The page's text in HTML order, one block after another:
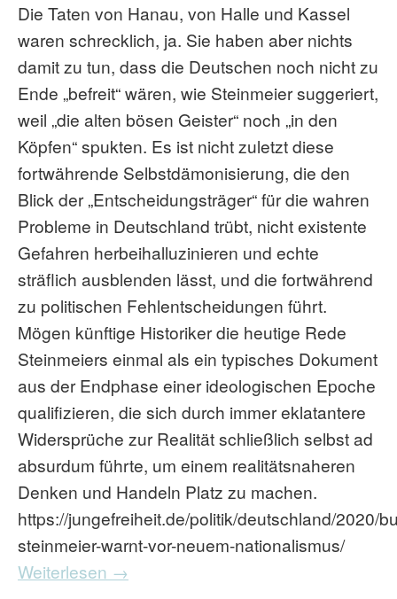
Die Taten von Hanau, von Halle und Kassel
waren schrecklich, ja. Sie haben aber nichts
damit zu tun, dass die Deutschen noch nicht zu
Ende „befreit“ wären, wie Steinmeier suggeriert,
weil „die alten bösen Geister“ noch „in den
Köpfen“ spukten. Es ist nicht zuletzt diese
fortwährende Selbstdämonisierung, die den
Blick der „Entscheidungsträger“ für die wahren
Probleme in Deutschland trübt, nicht existente
Gefahren herbeihalluzinieren und echte
sträflich ausblenden lässt, und die fortwährend
zu politischen Fehlentscheidungen führt.
Mögen künftige Historiker die heutige Rede
Steinmeiers einmal als ein typisches Dokument
aus der Endphase einer ideologischen Epoche
qualifizieren, die sich durch immer eklatantere
Widersprüche zur Realität schließlich selbst ad
absurdum führte, um einem realitätsnaheren
Denken und Handeln Platz zu machen.
https://jungefreiheit.de/politik/deutschland/2020/
steinmeier-warnt-vor-neuem-nationalismus/
Weiterlesen →